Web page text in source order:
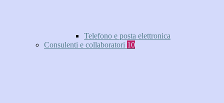
Telefono e posta elettronica
Consulenti e collaboratori 10